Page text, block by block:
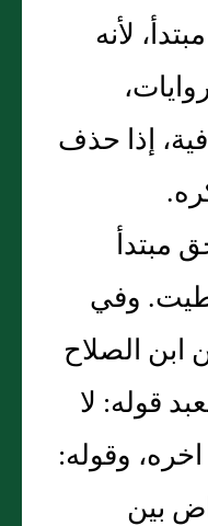
لأنه
إذا حذف
مبتدأ
وفي
الصلاح
قوله: لا
وقوله:
بين